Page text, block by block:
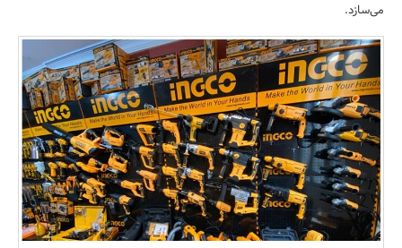
مسکن و ساختمان
می‌سازد.